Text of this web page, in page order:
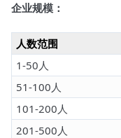
企业规模：
人数范围
1-50人
51-100人
101-200人
201-500人